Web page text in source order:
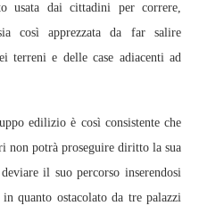
usata dai cittadini per correre,
così apprezzata da far salire
terreni e delle case adiacenti ad
edilizio è così consistente che
potrà proseguire diritto la sua
il suo percorso inserendosi
quanto ostacolato da tre palazzi